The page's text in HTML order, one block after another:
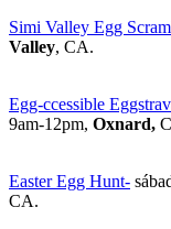
Simi Valley Egg
Valley, CA.
Egg-ccessible
9am-12pm, Oxnard,
Easter Egg Hunt-
CA.